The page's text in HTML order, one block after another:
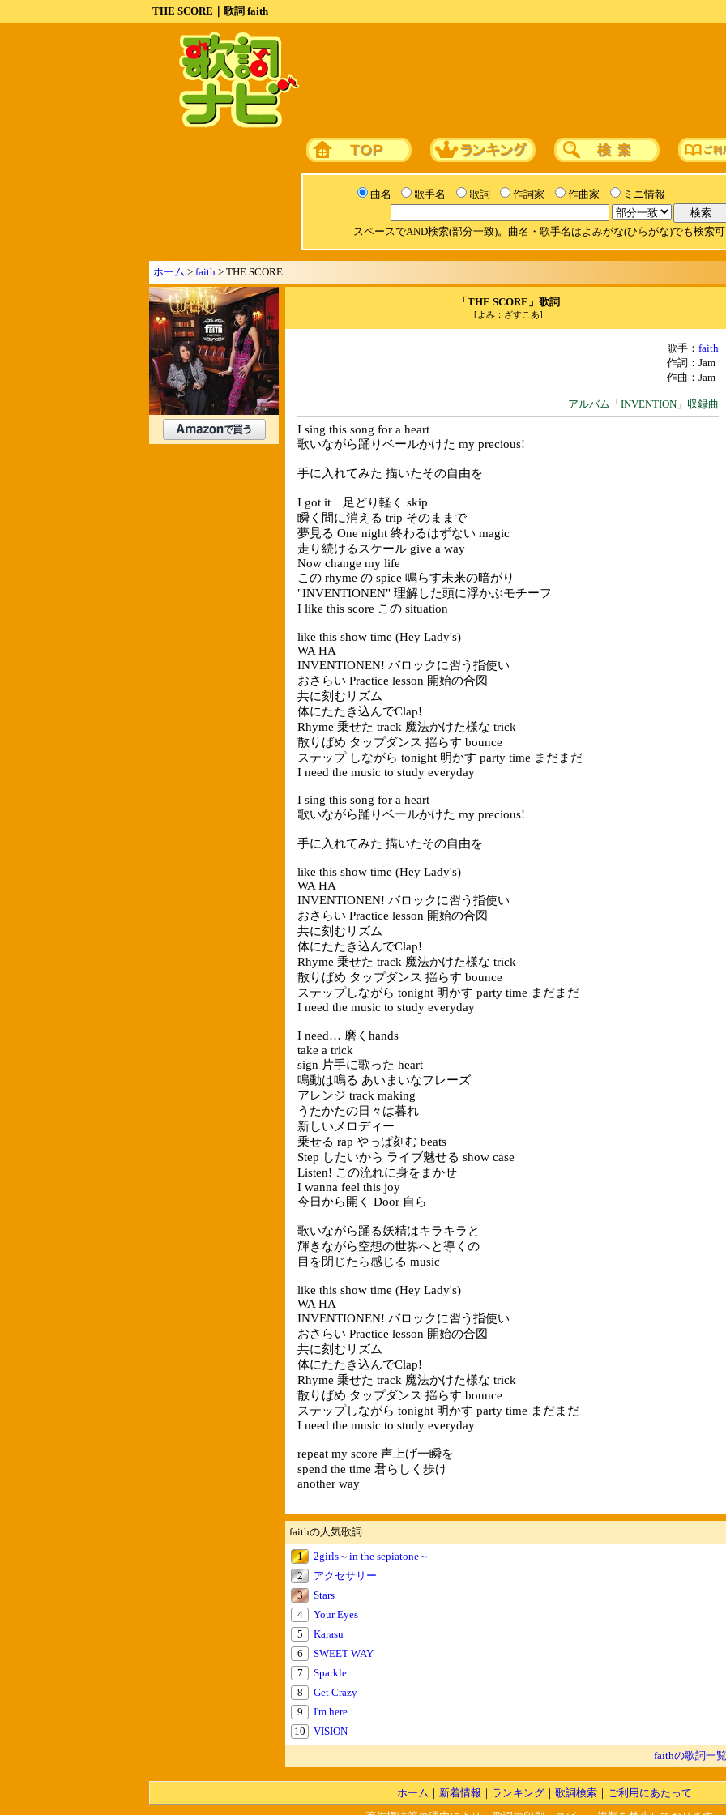
THE SCORE｜歌詞 faith
曲名 歌手名 歌詞 作詞家 作曲家 ミニ情報
スペースでAND検索(部分一致)。曲名・歌手名はよみがな(ひらがな)でも検索
ホーム > faith > THE SCORE
「THE SCORE」歌詞
[よみ：ざすこあ]
歌手： faith
作詞：Jam
作曲：Jam
アルバム「INVENTION」収録曲
I sing this song for a heart
歌いながら踊りベールかけた my precious!
手に入れてみた 描いたその自由を
I got it 足どり軽く skip
瞬く間に消える trip そのままで
夢見る One night 終わるはずない magic
走り続けるスケール give a way
Now change my life
この rhyme の spice 鳴らす未来の暗がり
"INVENTIONEN" 理解した頭に浮かぶモチーフ
I like this score この situation
like this show time (Hey Lady's)
WA HA
INVENTIONEN! バロックに習う指使い
おさらい Practice lesson 開始の合図
共に刻むリズム
体にたたき込んでClap!
Rhyme 乗せた track 魔法かけた様な trick
散りばめ タップダンス 揺らす bounce
ステップ しながら tonight 明かす party time まだまだ
I need the music to study everyday
I sing this song for a heart
歌いながら踊りベールかけた my precious!
手に入れてみた 描いたその自由を
like this show time (Hey Lady's)
WA HA
INVENTIONEN! バロックに習う指使い
おさらい Practice lesson 開始の合図
共に刻むリズム
体にたたき込んでClap!
Rhyme 乗せた track 魔法かけた様な trick
散りばめ タップダンス 揺らす bounce
ステップしながら tonight 明かす party time まだまだ
I need the music to study everyday
I need… 磨くhands
take a trick
sign 片手に歌った heart
鳴動は鳴る あいまいなフレーズ
アレンジ track making
うたかたの日々は暮れ
新しいメロディー
乗せる rap やっぱ刻む beats
Step したいから ライブ魅せる show case
Listen! この流れに身をまかせ
I wanna feel this joy
今日から開く Door 自ら
歌いながら踊る妖精はキラキラと
輝きながら空想の世界へと導くの
目を閉じたら感じる music
like this show time (Hey Lady's)
WA HA
INVENTIONEN! バロックに習う指使い
おさらい Practice lesson 開始の合図
共に刻むリズム
体にたたき込んでClap!
Rhyme 乗せた track 魔法かけた様な trick
散りばめ タップダンス 揺らす bounce
ステップしながら tonight 明かす party time まだまだ
I need the music to study everyday
repeat my score 声上げ一瞬を
spend the time 君らしく歩け
another way
faithの人気歌詞
1
2girls～in the sepiatone～
2
アクセサリー
3
Stars
4
Your Eyes
5
Karasu
6
SWEET WAY
7
Sparkle
8
Get Crazy
9
I'm here
10
VISION
faithの歌詞一覧
ホーム ｜ 新着情報 ｜ ランキング ｜ 歌詞検索 ｜ ご利用にあたって